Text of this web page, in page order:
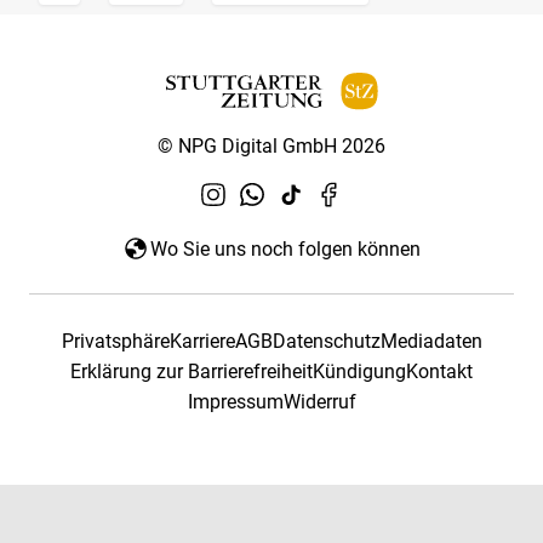
© NPG Digital GmbH 2026
Wo Sie uns noch folgen können
PrivatsphäreKarriereAGBDatenschutzMediadaten
Erklärung zur BarrierefreiheitKündigungKontakt
ImpressumWiderruf